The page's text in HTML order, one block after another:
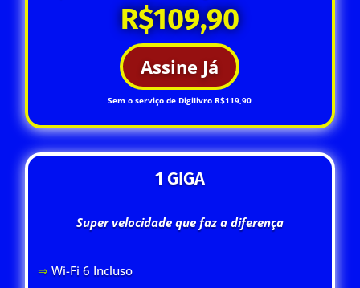
R$109,90
Assine Já
Sem o serviço de Digilivro R$119,90
1 GIGA
Super velocidade que faz a diferença
⇒ Wi-Fi 6 Incluso